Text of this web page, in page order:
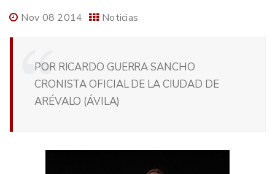
Nov 08 2014 Noticias
POR RICARDO GUERRA SANCHO
CRONISTA OFICIAL DE LA CIUDAD DE
ARÉVALO (ÁVILA)